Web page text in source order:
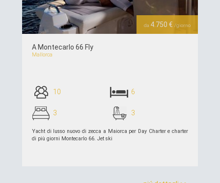
da 4.750 € /giorno
A Montecarlo 66 Fly
Mallorca
10 6
3 3
Yacht di lusso nuovo di zecca a Maiorca per Day Charter e charter
di più giorni Montecarlo 66. Jet ski